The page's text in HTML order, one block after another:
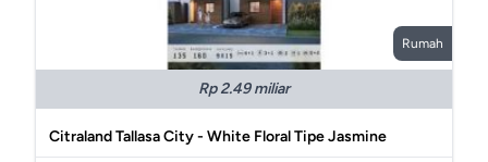
Rumah
Rp 2.49 miliar
Citraland Tallasa City - White Floral Tipe Jasmine